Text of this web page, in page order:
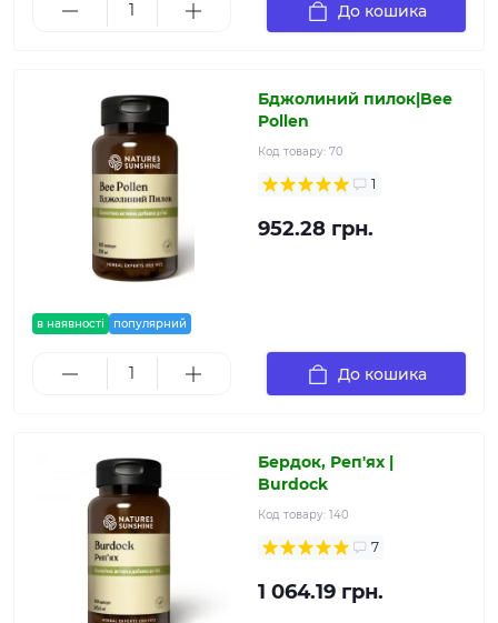
До кошика
в наявності популярний
Бджолиний пилок|Bee
Pollen
Код товару: 70
1
952.28 грн.
До кошика
Бердок, Реп'ях |
Burdock
Код товару: 140
7
1 064.19 грн.